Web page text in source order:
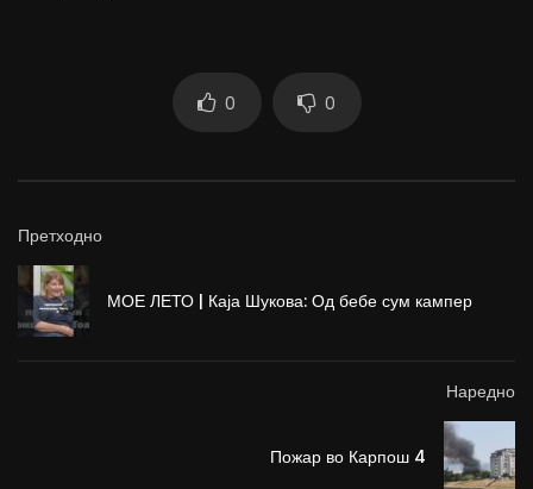
0 0
Претходно
МОЕ ЛЕТО | Каја Шукова: Од бебе сум кампер
Наредно
Пожар во Карпош 4